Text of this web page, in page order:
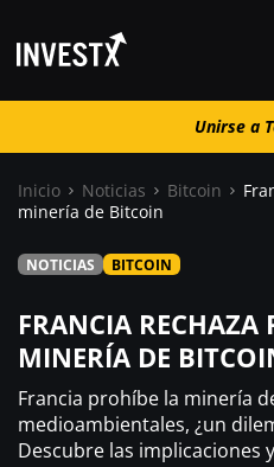
Unirse a
Guías
Trading
¿ Dónde comprar ?
Unirse a
Inicio Noticias Bitcoin
minería de Bitcoin
NOTICIAS BITCOIN
FRANCIA RECHAZA
MINERÍA DE
Francia prohíbe la minería
medioambientales, ¿un
Descubre las implicaciones